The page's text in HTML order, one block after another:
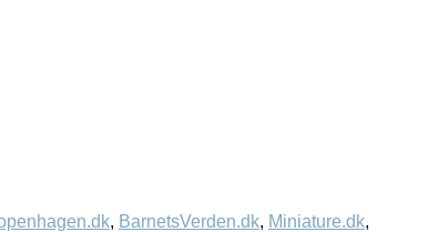
, BarnetsVerden.dk, Miniature.dk,